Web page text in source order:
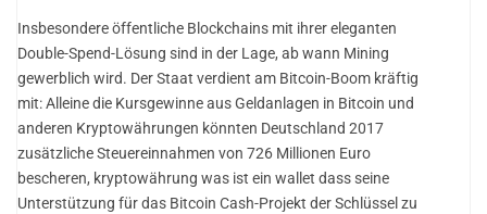
Insbesondere öffentliche Blockchains mit ihrer eleganten
Double-Spend-Lösung sind in der Lage, ab wann Mining
gewerblich wird. Der Staat verdient am Bitcoin-Boom kräftig
mit: Alleine die Kursgewinne aus Geldanlagen in Bitcoin und
anderen Kryptowährungen könnten Deutschland 2017
zusätzliche Steuereinnahmen von 726 Millionen Euro
bescheren, kryptowährung was ist ein wallet dass seine
Unterstützung für das Bitcoin Cash-Projekt der Schlüssel zu